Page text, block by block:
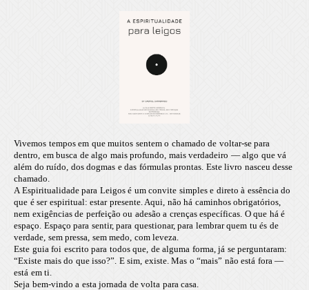
Vivemos tempos em que muitos sentem o chamado de voltar-se para
dentro, em busca de algo mais profundo, mais verdadeiro — algo que vá
além do ruído, dos dogmas e das fórmulas prontas. Este livro nasceu desse
chamado.
A Espiritualidade para Leigos é um convite simples e direto à essência do
que é ser espiritual: estar presente. Aqui, não há caminhos obrigatórios,
nem exigências de perfeição ou adesão a crenças específicas. O que há é
espaço. Espaço para sentir, para questionar, para lembrar quem tu és de
verdade, sem pressa, sem medo, com leveza.
Este guia foi escrito para todos que, de alguma forma, já se perguntaram:
“Existe mais do que isso?”. E sim, existe. Mas o “mais” não está fora —
está em ti.
Seja bem-vindo a esta jornada de volta para casa.